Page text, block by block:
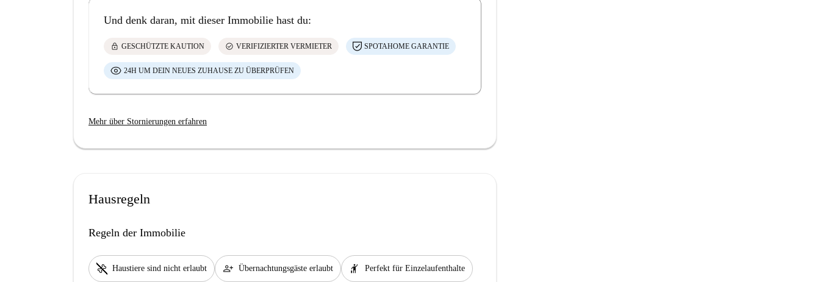
Und denk daran, mit dieser Immobilie hast du:
lock GESCHÜTZTE KAUTION check_circle VERIFIZIERTER VERMIETER SPOTAHOME GARANTIE
24H UM DEIN NEUES ZUHAUSE ZU ÜBERPRÜFEN
Mehr über Stornierungen erfahren
Hausregeln
Regeln der Immobilie
pet_supplies Haustiere sind nicht erlaubt person_add Übernachtungsgäste erlaubt hail Perfekt für Einzelaufenthalte